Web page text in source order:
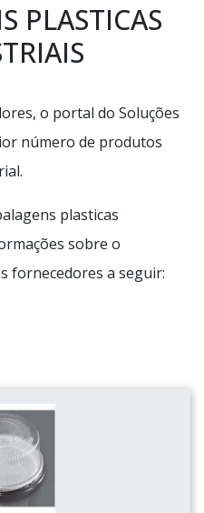
PLASTICAS
o portal do Soluções
número de produtos
plasticas
sobre o
fornecedores a seguir: